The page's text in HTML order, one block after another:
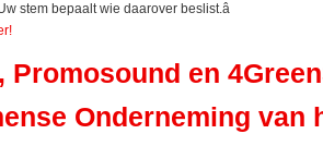
stem bepaalt wie daarover beslist.â
Promosound en
Onderneming van